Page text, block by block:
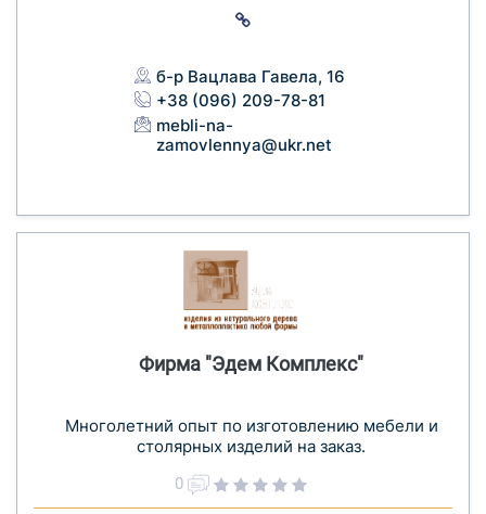
б-р Вацлава Гавела, 16
+38 (096) 209-78-81
mebli-na-
zamovlennya@ukr.net
Фирма "Эдем Комплекс"
Многолетний опыт по изготовлению мебели и
столярных изделий на заказ.
0